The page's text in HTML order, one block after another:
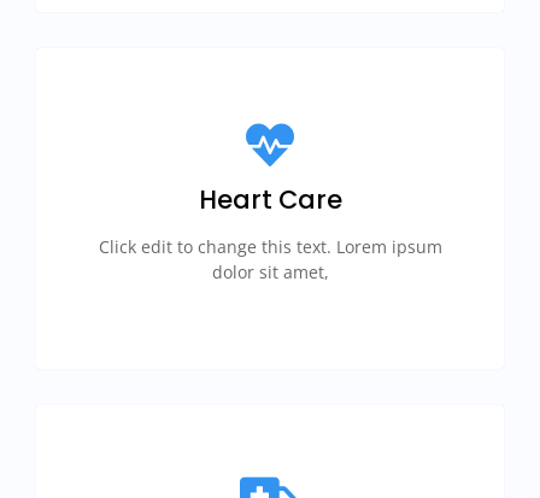
Heart Care
Click edit to change this text. Lorem ipsum
dolor sit amet,